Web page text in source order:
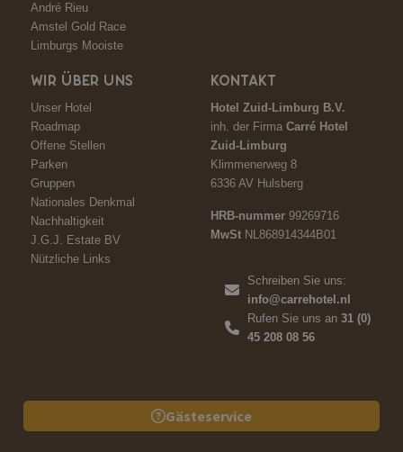
André Rieu
Amstel Gold Race
Limburgs Mooiste
WIR ÜBER UNS
Unser Hotel
Roadmap
Offene Stellen
Parken
Gruppen
Nationales Denkmal
Nachhaltigkeit
J.G.J. Estate BV
Nützliche Links
KONTAKT
Hotel Zuid-Limburg B.V.
inh. der Firma Carré Hotel
Zuid-Limburg
Klimmenerweg 8
6336 AV Hulsberg
HRB-nummer 99269716
MwSt NL868914344B01
Schreiben Sie uns:
info@carrehotel.nl
Rufen Sie uns an 31 (0)
45 208 08 56
Gästeservice